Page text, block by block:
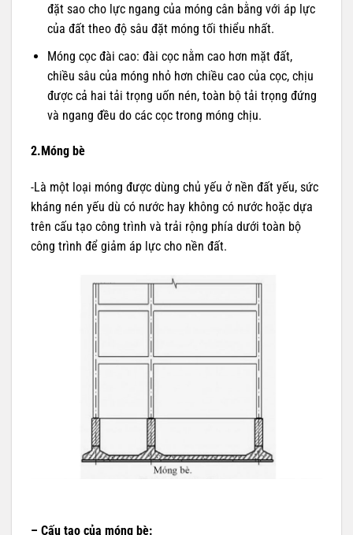
đặt sao cho lực ngang của móng cân bằng với áp lực
của đất theo độ sâu đặt móng tối thiểu nhất.
Móng cọc đài cao: đài cọc nằm cao hơn mặt đất,
chiều sâu của móng nhỏ hơn chiều cao của cọc, chịu
được cả hai tải trọng uốn nén, toàn bộ tải trọng đứng
và ngang đều do các cọc trong móng chịu.
2.Móng bè
-Là một loại móng được dùng chủ yếu ở nền đất yếu, sức
kháng nén yếu dù có nước hay không có nước hoặc dựa
trên cấu tạo công trình và trải rộng phía dưới toàn bộ
công trình để giảm áp lực cho nền đất.
– Cấu tạo của móng bè: